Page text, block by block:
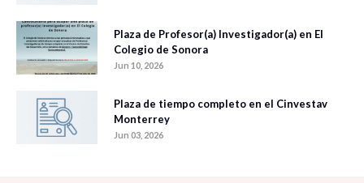
Plaza de Profesor(a) Investigador(a) en El
Colegio de Sonora
Jun 10, 2026
Plaza de tiempo completo en el Cinvestav
Monterrey
Jun 03, 2026